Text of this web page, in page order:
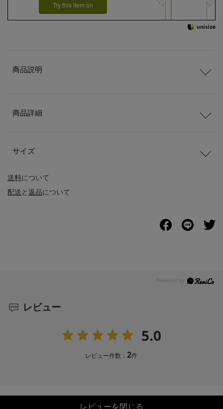
Try this item on
送料について
配送と返品について
商品説明
商品詳細
サイズ
レビュー
5.0
レビュー件数：2件
レビューを閉じる